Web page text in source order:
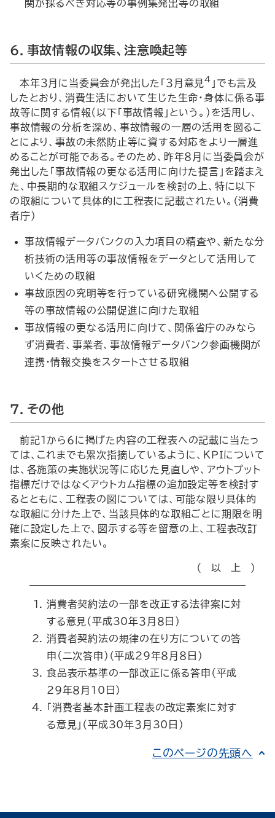
関が採るべき対応等の事例集発出等の取組
６．事故情報の収集、注意喚起等
本年３月に当委員会が発出した「３月意見4 」でも言及
したとおり、消費生活において生じた生命・身体に係る事
故等に関する情報（以下「事故情報」という。）を活用し、
事故情報の分析を深め、事故情報の一層の活用を図るこ
とにより、事故の未然防止等に資する対応をより一層進
めることが可能である。そのため、昨年８月に当委員会が
発出した「事故情報の更なる活用に向けた提言」を踏まえ
た、中長期的な取組スケジュールを検討の上、特に以下
の取組について具体的に工程表に記載されたい。（消費
者庁）
事故情報データバンクの入力項目の精査や、新たな分
析技術の活用等の事故情報をデータとして活用して
いくための取組
事故原因の究明等を行っている研究機関へ公開する
等の事故情報の公開促進に向けた取組
事故情報の更なる活用に向けて、関係省庁のみなら
ず消費者、事業者、事故情報データバンク参画機関が
連携・情報交換をスタートさせる取組
７．その他
前記１から６に掲げた内容の工程表への記載に当たっ
ては、これまでも累次指摘しているように、ＫＰＩについて
は、各施策の実施状況等に応じた見直しや、アウトプット
指標だけではなくアウトカム指標の追加設定等を検討す
るとともに、工程表の図については、可能な限り具体的
な取組に分けた上で、当該具体的な取組ごとに期限を明
確に設定した上で、図示する等を留意の上、工程表改訂
素案に反映されたい。
（以上）
消費者契約法の一部を改正する法律案に対
する意見（平成30年３月８日）
消費者契約法の規律の在り方についての答
申（二次答申）（平成29年８月８日）
食品表示基準の一部改正に係る答申（平成
29年８月10日）
「消費者基本計画工程表の改定素案に対す
る意見」（平成30年３月30日）
このページの先頭へ